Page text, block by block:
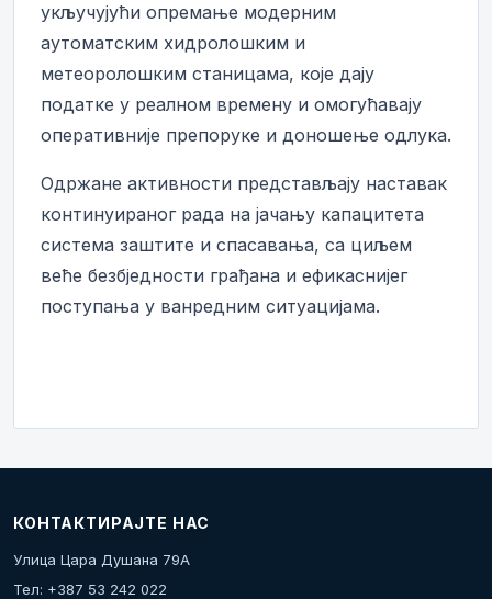
укључујући опремање модерним
аутоматским хидролошким и
метеоролошким станицама, које дају
податке у реалном времену и омогућавају
оперативније препоруке и доношење одлука.
Одржане активности представљају наставак
континуираног рада на јачању капацитета
система заштите и спасавања, са циљем
веће безбједности грађана и ефикаснијег
поступања у ванредним ситуацијама.
КОНТАКТИРАЈТЕ НАС
Улица Цара Душана 79А
Тел: +387 53 242 022